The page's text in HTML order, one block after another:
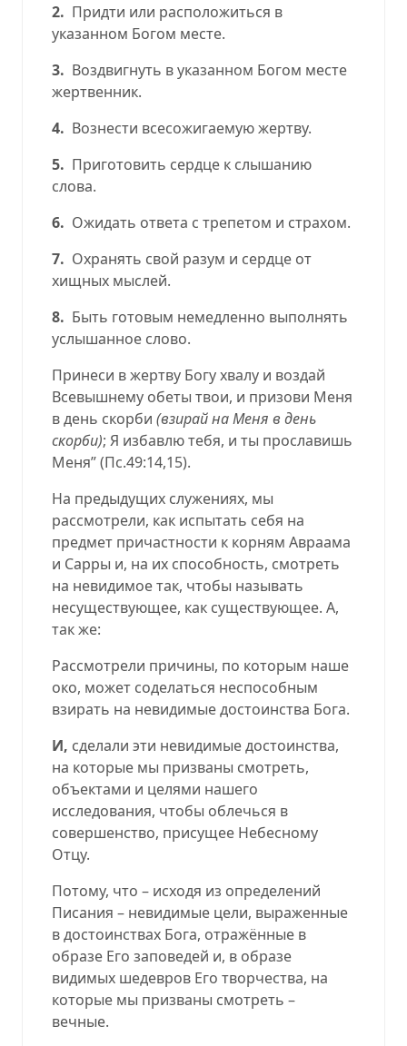
2. Придти или расположиться в
указанном Богом месте.
3. Воздвигнуть в указанном Богом месте
жертвенник.
4. Вознести всесожигаемую жертву.
5. Приготовить сердце к слышанию
слова.
6. Ожидать ответа с трепетом и страхом.
7. Охранять свой разум и сердце от
хищных мыслей.
8. Быть готовым немедленно выполнять
услышанное слово.
Принеси в жертву Богу хвалу и воздай
Всевышнему обеты твои, и призови Меня
в день скорби (взирай на Меня в день
скорби); Я избавлю тебя, и ты прославишь
Меня”(Пс.49:14,15).
На предыдущих служениях, мы
рассмотрели, как испытать себя на
предмет причастности к корням Авраама
и Сарры и, на их способность, смотреть
на невидимое так, чтобы называть
несуществующее, как существующее. А,
так же:
Рассмотрели причины, по которым наше
око, может соделаться неспособным
взирать на невидимые достоинства Бога.
И, сделали эти невидимые достоинства,
на которые мы призваны смотреть,
объектами и целями нашего
исследования, чтобы облечься в
совершенство, присущее Небесному
Отцу.
Потому, что – исходя из определений
Писания – невидимые цели, выраженные
в достоинствах Бога, отражённые в
образе Его заповедей и, в образе
видимых шедевров Его творчества, на
которые мы призваны смотреть –
вечные.